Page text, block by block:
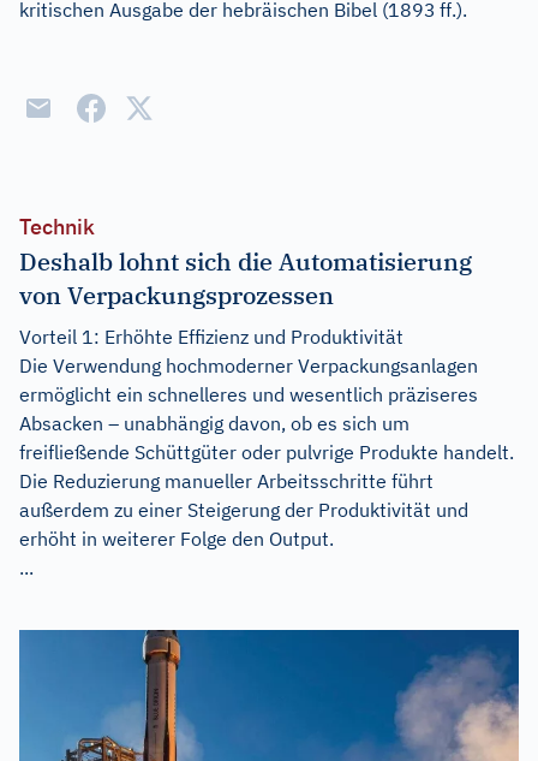
kritischen Ausgabe der hebräischen Bibel (1893 ff.).
Technik
Deshalb lohnt sich die Automatisierung
von Verpackungsprozessen
Vorteil 1: Erhöhte Effizienz und Produktivität
Die Verwendung hochmoderner Verpackungsanlagen
ermöglicht ein schnelleres und wesentlich präziseres
Absacken – unabhängig davon, ob es sich um
freifließende Schüttgüter oder pulvrige Produkte handelt.
Die Reduzierung manueller Arbeitsschritte führt
außerdem zu einer Steigerung der Produktivität und
erhöht in weiterer Folge den Output.
...